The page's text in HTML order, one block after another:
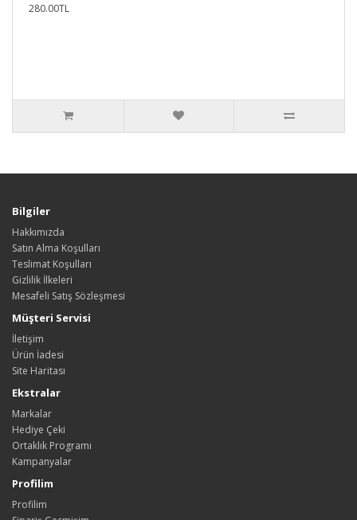
280.00TL
Bilgiler
Hakkımızda
Satın Alma Koşulları
Teslimat Koşulları
Gizlilik İlkeleri
Mesafeli Satış Sözleşmesi
Müşteri Servisi
İletişim
Ürün İadesi
Site Haritası
Ekstralar
Markalar
Hediye Çeki
Ortaklık Programı
Kampanyalar
Profilim
Profilim